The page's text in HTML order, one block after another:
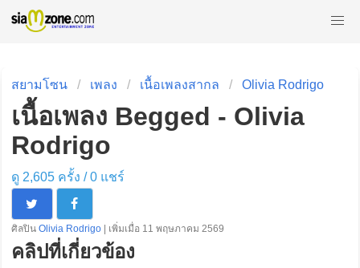
สยามโซน เพลง เนื้อเพลงสากล Olivia Rodrigo
เนื้อเพลง Begged - Olivia
Rodrigo
ดู 2,605 ครั้ง /0แชร์
ศิลปิน Olivia Rodrigo | เพิ่มเมื่อ 11 พฤษภาคม 2569
คลิปที่เกี่ยวข้อง